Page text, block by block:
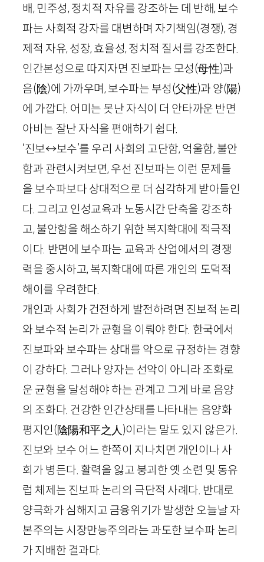
배, 민주성, 정치적 자유를 강조하는 데 반해, 보수
파는 사회적 강자를 대변하며 자기책임(경쟁), 경
제적 자유, 성장, 효율성, 정치적 질서를 강조한다.
인간본성으로 따지자면 진보파는 모성(母性)과
음(陰)에 가까우며, 보수파는 부성(父性)과 양(陽)
에 가깝다. 어미는 못난 자식이 더 안타까운 반면
아비는 잘난 자식을 편애하기 쉽다.
‘진보↔보수’를 우리 사회의 고단함, 억울함, 불안
함과 관련시켜보면, 우선 진보파는 이런 문제들
을 보수파보다 상대적으로 더 심각하게 받아들인
다. 그리고 인성교육과 노동시간 단축을 강조하
고, 불안함을 해소하기 위한 복지확대에 적극적
이다. 반면에 보수파는 교육과 산업에서의 경쟁
력을 중시하고, 복지확대에 따른 개인의 도덕적
해이를 우려한다.
개인과 사회가 건전하게 발전하려면 진보적 논리
와 보수적 논리가 균형을 이뤄야 한다. 한국에서
진보파와 보수파는 상대를 악으로 규정하는 경향
이 강하다. 그러나 양자는 선악이 아니라 조화로
운 균형을 달성해야 하는 관계고 그게 바로 음양
의 조화다. 건강한 인간상태를 나타내는 음양화
평지인(陰陽和平之人)이라는 말도 있지 않은가.
진보와 보수 어느 한쪽이 지나치면 개인이나 사
회가 병든다. 활력을 잃고 붕괴한 옛 소련 및 동유
럽 체제는 진보파 논리의 극단적 사례다. 반대로
양극화가 심해지고 금융위기가 발생한 오늘날 자
본주의는 시장만능주의라는 과도한 보수파 논리
가 지배한 결과다.